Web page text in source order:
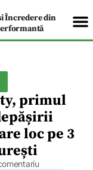
Încredere din
primul
loc pe 3